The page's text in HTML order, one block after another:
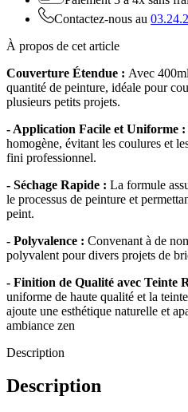
Contactez-nous au
À propos de cet article
Couverture Étendue : Avec
quantité de peinture, idéale pour
plusieurs petits projets.
- Application Facile et Uniforme :
homogène, évitant les coulures et
fini professionnel.
- Séchage Rapide : La formule
le processus de peinture et
peint.
- Polyvalence : Convenant à de
polyvalent pour divers projets de
- Finition de Qualité avec Teinte
uniforme de haute qualité et la
ajoute une esthétique naturelle et
ambiance zen
Description
Description